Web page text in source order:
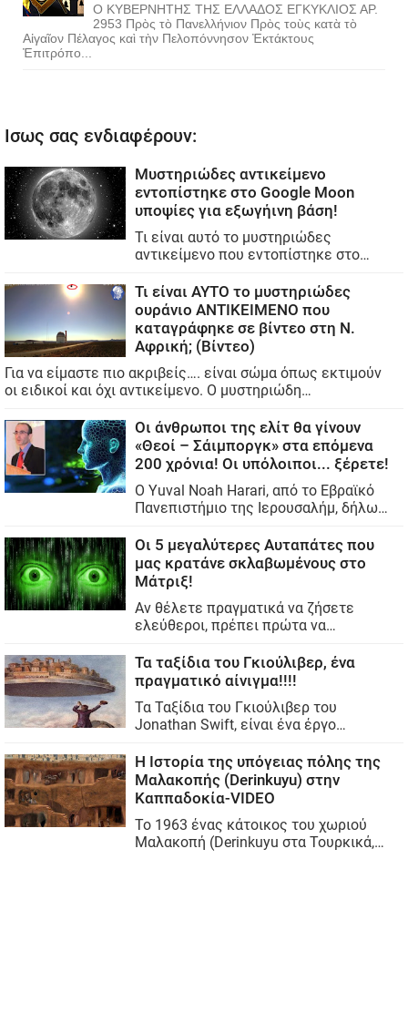
Ο ΚΥΒΕΡΝΗΤΗΣ ΤΗΣ ΕΛΛΑΔΟΣ ΕΓΚΥΚΛΙΟΣ ΑΡ.
2953 Πρὸς τὸ Πανελλήνιον Πρὸς τοὺς κατὰ τὸ
Αἰγαῖον Πέλαγος καὶ τὴν Πελοπόννησον Ἐκτάκτους
Ἐπιτρόπο...